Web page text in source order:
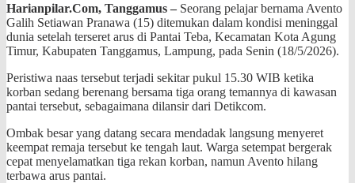
Harianpilar.Com, Tanggamus – Seorang pelajar bernama Avento
Galih Setiawan Pranawa (15) ditemukan dalam kondisi meninggal
dunia setelah terseret arus di Pantai Teba, Kecamatan Kota Agung
Timur, Kabupaten Tanggamus, Lampung, pada Senin (18/5/2026).
Peristiwa naas tersebut terjadi sekitar pukul 15.30 WIB ketika
korban sedang berenang bersama tiga orang temannya di kawasan
pantai tersebut, sebagaimana dilansir dari Detikcom.
Ombak besar yang datang secara mendadak langsung menyeret
keempat remaja tersebut ke tengah laut. Warga setempat bergerak
cepat menyelamatkan tiga rekan korban, namun Avento hilang
terbawa arus pantai.